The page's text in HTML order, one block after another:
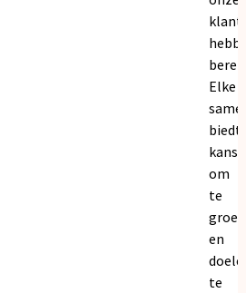
Elke
biedt
om
te
en
te